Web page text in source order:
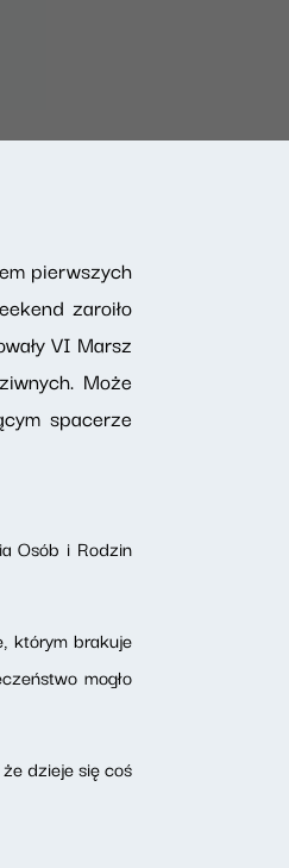
pierwszych
zaroiło
VI Marsz
Może
spacerze
Osób i Rodzin
którym brakuje
mogło
dzieje się coś